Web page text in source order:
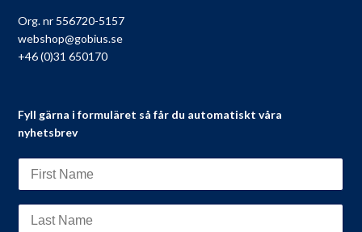
Org. nr 556720-5157
webshop@gobius.se
+46 (0)31 650170
Fyll gärna i formuläret så får du automatiskt våra
nyhetsbrev